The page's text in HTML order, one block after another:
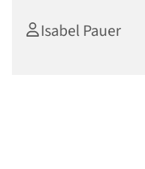
Isabel Pauer